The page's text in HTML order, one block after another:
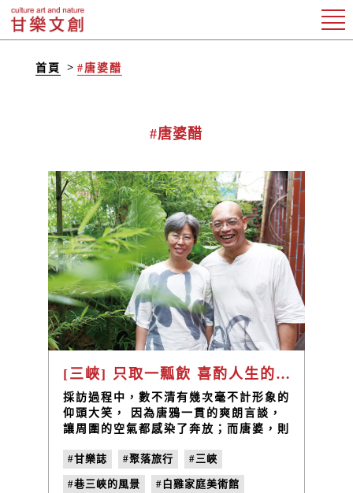
首頁 #唐婆醋
#唐婆醋
[三峽] 只取一瓢飲 喜酌人生的酸甘蜜甜 / 白雞山家庭美術館 賴唐鴉、唐婆高沁余
採訪過程中，數不清有幾次毫不計形象的
仰頭大笑， 因為唐鴉一貫的爽朗言談，
讓周圍的空氣都感染了奔放；而唐婆，則
的醋一樣，適合慢慢品味，餘韻無窮。
#甘樂誌 #聚落旅行 #三峽
#巷三峽的風景 #白雞家庭美術館